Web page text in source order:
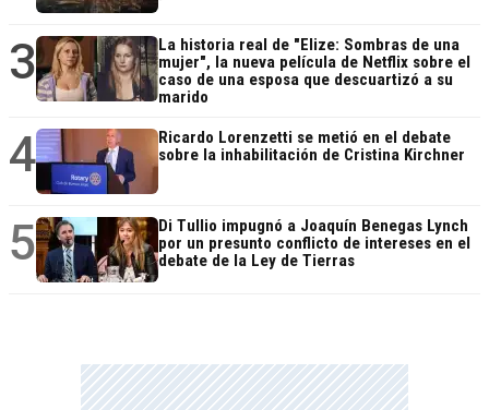
3
La historia real de "Elize: Sombras de una
mujer", la nueva película de Netflix sobre el
caso de una esposa que descuartizó a su
marido
4
Ricardo Lorenzetti se metió en el debate
sobre la inhabilitación de Cristina Kirchner
5
Di Tullio impugnó a Joaquín Benegas Lynch
por un presunto conflicto de intereses en el
debate de la Ley de Tierras